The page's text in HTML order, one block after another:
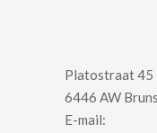
Platostraat 45
6446 AW
E-mail: